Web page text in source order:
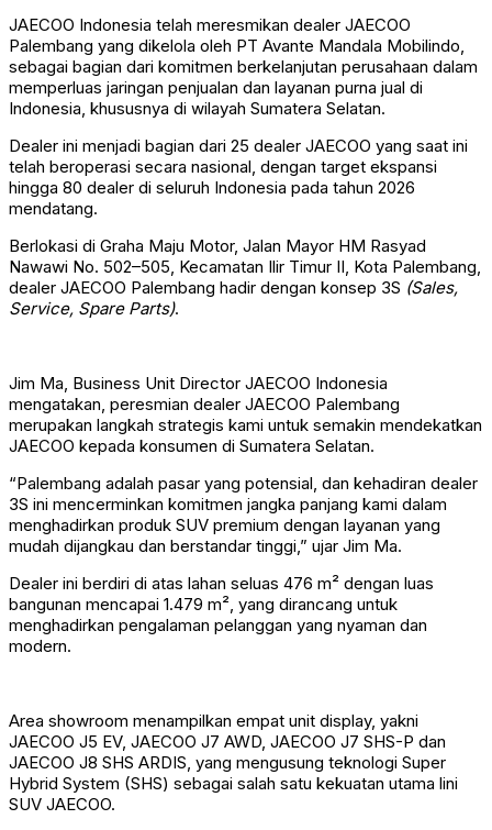
JAECOO Indonesia telah meresmikan dealer JAECOO
Palembang yang dikelola oleh PT Avante Mandala Mobilindo,
sebagai bagian dari komitmen berkelanjutan perusahaan dalam
memperluas jaringan penjualan dan layanan purna jual di
Indonesia, khususnya di wilayah Sumatera Selatan.
Dealer ini menjadi bagian dari 25 dealer JAECOO yang saat ini
telah beroperasi secara nasional, dengan target ekspansi
hingga 80 dealer di seluruh Indonesia pada tahun 2026
mendatang.
Berlokasi di Graha Maju Motor, Jalan Mayor HM Rasyad
Nawawi No. 502–505, Kecamatan Ilir Timur II, Kota Palembang,
dealer JAECOO Palembang hadir dengan konsep 3S (Sales,
Service, Spare Parts).
Jim Ma, Business Unit Director JAECOO Indonesia
mengatakan, peresmian dealer JAECOO Palembang
merupakan langkah strategis kami untuk semakin mendekatkan
JAECOO kepada konsumen di Sumatera Selatan.
“Palembang adalah pasar yang potensial, dan kehadiran dealer
3S ini mencerminkan komitmen jangka panjang kami dalam
menghadirkan produk SUV premium dengan layanan yang
mudah dijangkau dan berstandar tinggi,” ujar Jim Ma.
Dealer ini berdiri di atas lahan seluas 476 m² dengan luas
bangunan mencapai 1.479 m², yang dirancang untuk
menghadirkan pengalaman pelanggan yang nyaman dan
modern.
Area showroom menampilkan empat unit display, yakni
JAECOO J5 EV, JAECOO J7 AWD, JAECOO J7 SHS-P dan
JAECOO J8 SHS ARDIS, yang mengusung teknologi Super
Hybrid System (SHS) sebagai salah satu kekuatan utama lini
SUV JAECOO.